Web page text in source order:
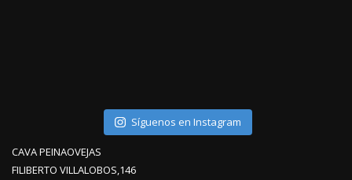
Síguenos en Instagram
CAVA PEINAOVEJAS
FILIBERTO VILLALOBOS,146